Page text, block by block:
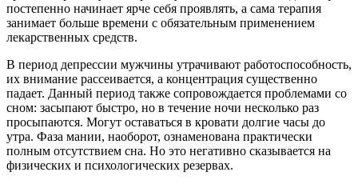
постепенно начинает ярче себя проявлять, а сама терапия
занимает больше времени с обязательным применением
лекарственных средств.
В период депрессии мужчины утрачивают работоспособность,
их внимание рассеивается, а концентрация существенно
падает. Данный период также сопровождается проблемами со
сном: засыпают быстро, но в течение ночи несколько раз
просыпаются. Могут оставаться в кровати долгие часы до
утра. Фаза мании, наоборот, ознаменована практически
полным отсутствием сна. Но это негативно сказывается на
физических и психологических резервах.